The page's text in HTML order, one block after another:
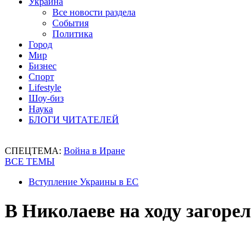
Все новости раздела
События
Политика
Город
Мир
Бизнес
Спорт
Lifestyle
Шоу-биз
Наука
БЛОГИ ЧИТАТЕЛЕЙ
СПЕЦТЕМА: Война в Иране
ВСЕ ТЕМЫ
Вступление Украины в ЕС
В Николаеве на ходу